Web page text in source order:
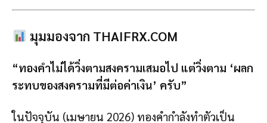
มุมมองจาก THAIFRX.COM
“ทองคำไม่ได้วิ่งตามสงครามเสมอไป แต่วิ่งตาม ‘ผลก
ระทบของสงครามที่มีต่อค่าเงิน’ ครับ”
ในปัจจุบัน (เมษายน 2026) ทองคำกำลังทำตัวเป็น